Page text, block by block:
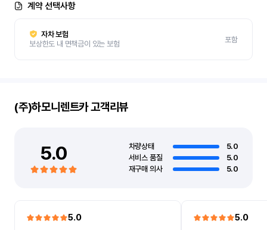
계약 선택사항
자차 보험
보상한도 내 면책금이 있는 보험
포함
(주)하모니렌트카고객리뷰
5.0 차량상태
5.0
서비스 품질
5.0
재구매 의사
5.0
5.0 5.0